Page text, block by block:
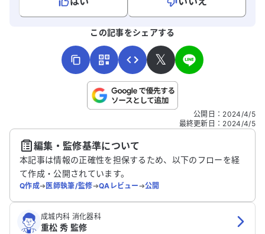
こちらは送信専用のフォームです。氏名やご自身の病気の詳細な
送信する
この記事をシェアする
𝕏
公開日 ： 2024/4/5
最終更新日 ： 2024/4/5
編集・監修基準について
本記事は情報の正確性を担保するため、以下のフローを経
て作成・公開されています。
Q作成➔医師執筆/監修➔QAレビュー➔公開
成城内科 消化器科
重松 秀 監修